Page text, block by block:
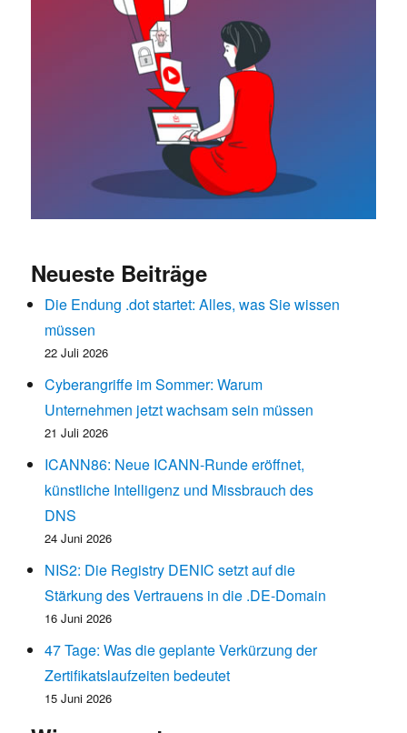
Neueste Beiträge
Die Endung .dot startet: Alles, was Sie wissen
müssen
22 Juli 2026
Cyberangriffe im Sommer: Warum
Unternehmen jetzt wachsam sein müssen
21 Juli 2026
ICANN86: Neue ICANN-Runde eröffnet,
künstliche Intelligenz und Missbrauch des
DNS
24 Juni 2026
NIS2: Die Registry DENIC setzt auf die
Stärkung des Vertrauens in die .DE-Domain
16 Juni 2026
47 Tage: Was die geplante Verkürzung der
Zertifikatslaufzeiten bedeutet
15 Juni 2026